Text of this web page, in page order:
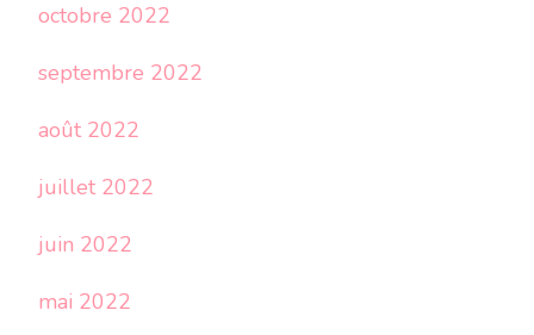
octobre 2022
septembre 2022
août 2022
juillet 2022
juin 2022
mai 2022